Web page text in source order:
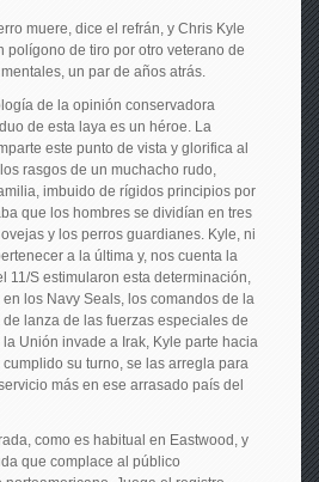
muere, dice el refrán, y Chris Kyle
polígono de tiro por otro veterano de
un par de años atrás.
de la opinión conservadora
de esta laya es un héroe. La
este punto de vista y glorifica al
rasgos de un muchacho rudo,
imbuido de rígidos principios por
que los hombres se dividían en tres
y los perros guardianes. Kyle, ni
a la última y, nos cuenta la
11/S estimularon esta determinación,
los Navy Seals, los comandos de la
lanza de las fuerzas especiales de
Unión invade a Irak, Kyle parte hacia
su turno, se las arregla para
más en ese arrasado país del
como es habitual en Eastwood, y
que complace al público